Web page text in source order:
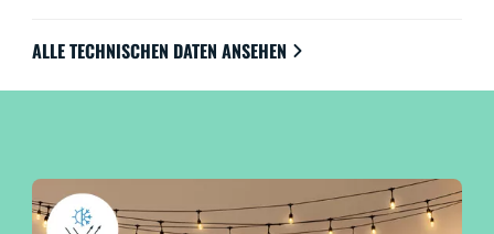
ALLE TECHNISCHEN DATEN ANSEHEN